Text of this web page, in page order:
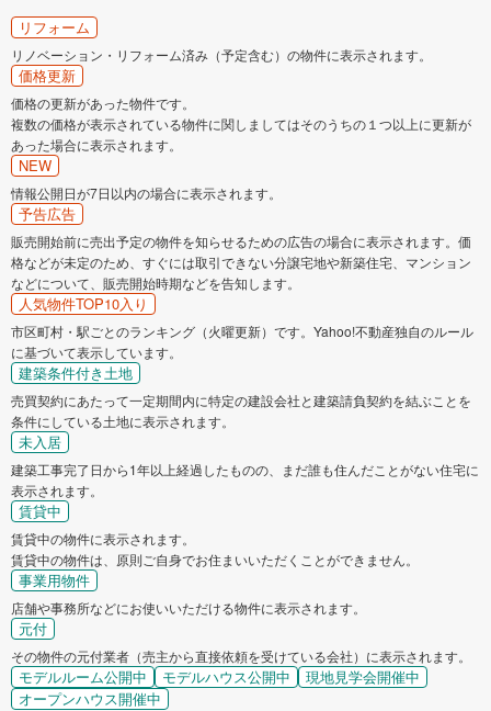
リフォーム
リノベーション・リフォーム済み（予定含む）の物件に表示されます。
価格更新
価格の更新があった物件です。
複数の価格が表示されている物件に関しましてはそのうちの１つ以上に更新が
あった場合に表示されます。
NEW
情報公開日が7日以内の場合に表示されます。
予告広告
販売開始前に売出予定の物件を知らせるための広告の場合に表示されます。価
格などが未定のため、すぐには取引できない分譲宅地や新築住宅、マンション
などについて、販売開始時期などを告知します。
人気物件TOP10入り
市区町村・駅ごとのランキング（火曜更新）です。Yahoo!不動産独自のルール
に基づいて表示しています。
建築条件付き土地
売買契約にあたって一定期間内に特定の建設会社と建築請負契約を結ぶことを
条件にしている土地に表示されます。
未入居
建築工事完了日から1年以上経過したものの、まだ誰も住んだことがない住宅に
表示されます。
賃貸中
賃貸中の物件に表示されます。
賃貸中の物件は、原則ご自身でお住まいいただくことができません。
事業用物件
店舗や事務所などにお使いいただける物件に表示されます。
元付
その物件の元付業者（売主から直接依頼を受けている会社）に表示されます。
モデルルーム公開中 モデルハウス公開中
現地見学会開催中
オープンハウス開催中